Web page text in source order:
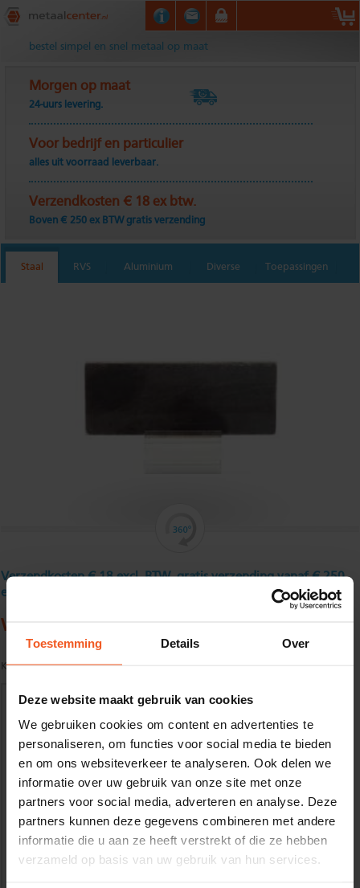
Toestemming Details Over
Deze website maakt gebruik van cookies
We gebruiken cookies om content en advertenties te
personaliseren, om functies voor social media te bieden
en om ons websiteverkeer te analyseren. Ook delen we
informatie over uw gebruik van onze site met onze
partners voor social media, adverteren en analyse. Deze
partners kunnen deze gegevens combineren met andere
informatie die u aan ze heeft verstrekt of die ze hebben
verzameld op basis van uw gebruik van hun services.
Metaalcenter.nl
bestel simpel en snel metaal op maat
Morgen op maat
24-uurs levering.
Voor bedrijf en particulier
alles uit voorraad leverbaar.
Verzendkosten € 18 ex btw.
Boven € 250 ex BTW gratis verzending
Staal RVS Aluminium Diverse Toepassingen
Verzendkosten € 18 excl. BTW, gratis verzending vanaf € 250
excl. BTW
Warmgewalst platstaal 45 x 8 mm
Kwaliteit: S235JR volgens EN10025
Gewenste
lengtemaat in
(max. 2000 mm)
+/- 2 mm lengtetolerantie
Materiaalkosten